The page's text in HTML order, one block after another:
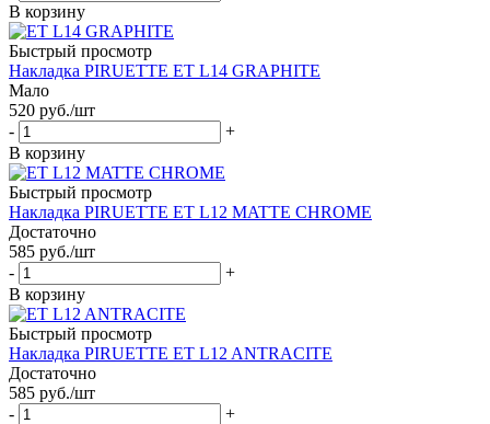
В корзину
Быстрый просмотр
Накладка PIRUETTE ET L14 GRAPHITE
Мало
520 руб./шт
-
+
В корзину
Быстрый просмотр
Накладка PIRUETTE ET L12 MATTE CHROME
Достаточно
585 руб./шт
-
+
В корзину
Быстрый просмотр
Накладка PIRUETTE ET L12 ANTRACITE
Достаточно
585 руб./шт
-
+